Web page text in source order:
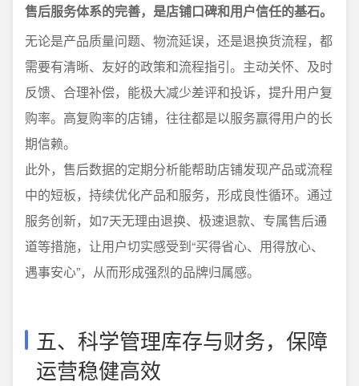
售后服务体系的完善，是店铺口碑和用户信任的基石。
无论是产品质量问题、物流延误，还是退换货流程，都
需要有清晰、友好的政策和流程指引。主动关怀、及时
反馈、合理补偿，能极大减少差评和投诉，提升用户复
购率。高复购率的店铺，往往都是以服务赢得用户的长
期信赖。
此外，售后数据的定期分析能帮助店铺发现产品或流程
中的短板，持续优化产品和服务，形成良性循环。通过
服务创新，如7天无理由退换、极速退款、专属售后通
道等措施，让用户切实感受到“买得省心、用得放心、
遇事安心”，从而形成强烈的品牌归属感。
五、科学管理库存与财务，保障
运营稳健高效